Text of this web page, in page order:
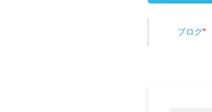
ブログ*